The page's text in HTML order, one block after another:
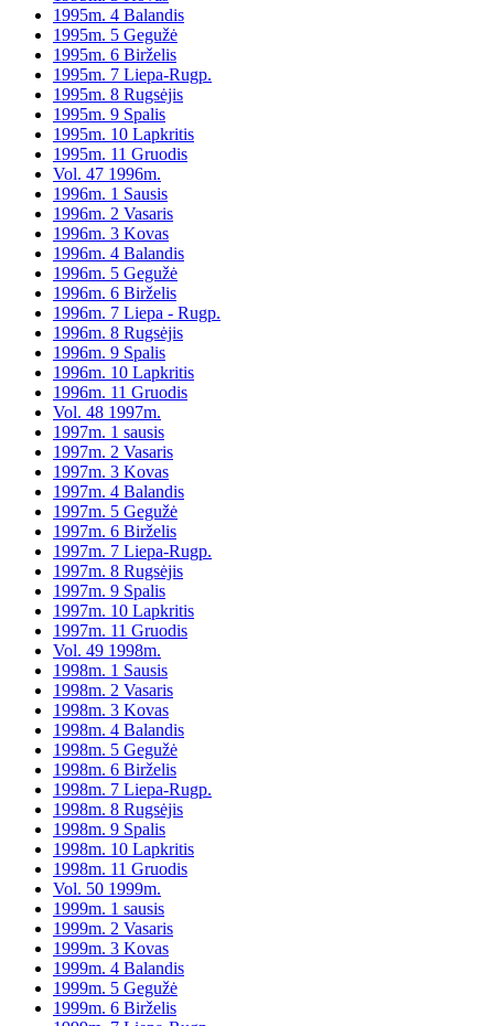
1995m. 4 Balandis
1995m. 5 Gegužė
1995m. 6 Birželis
1995m. 7 Liepa-Rugp.
1995m. 8 Rugsėjis
1995m. 9 Spalis
1995m. 10 Lapkritis
1995m. 11 Gruodis
Vol. 47 1996m.
1996m. 1 Sausis
1996m. 2 Vasaris
1996m. 3 Kovas
1996m. 4 Balandis
1996m. 5 Gegužė
1996m. 6 Birželis
1996m. 7 Liepa - Rugp.
1996m. 8 Rugsėjis
1996m. 9 Spalis
1996m. 10 Lapkritis
1996m. 11 Gruodis
Vol. 48 1997m.
1997m. 1 sausis
1997m. 2 Vasaris
1997m. 3 Kovas
1997m. 4 Balandis
1997m. 5 Gegužė
1997m. 6 Birželis
1997m. 7 Liepa-Rugp.
1997m. 8 Rugsėjis
1997m. 9 Spalis
1997m. 10 Lapkritis
1997m. 11 Gruodis
Vol. 49 1998m.
1998m. 1 Sausis
1998m. 2 Vasaris
1998m. 3 Kovas
1998m. 4 Balandis
1998m. 5 Gegužė
1998m. 6 Birželis
1998m. 7 Liepa-Rugp.
1998m. 8 Rugsėjis
1998m. 9 Spalis
1998m. 10 Lapkritis
1998m. 11 Gruodis
Vol. 50 1999m.
1999m. 1 sausis
1999m. 2 Vasaris
1999m. 3 Kovas
1999m. 4 Balandis
1999m. 5 Gegužė
1999m. 6 Birželis